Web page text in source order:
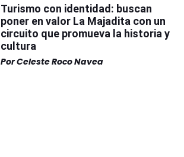
Turismo con identidad: buscan
poner en valor La Majadita con un
circuito que promueva la historia y
cultura
PorCeleste Roco Navea